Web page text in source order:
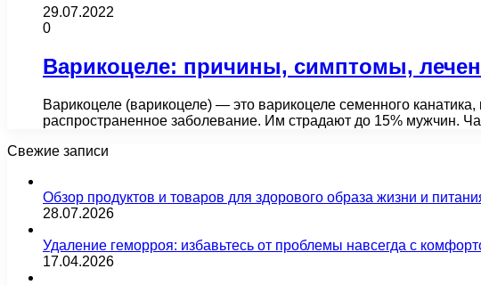
29.07.2022
0
Варикоцеле: причины, симптомы,
Варикоцеле (варикоцеле) — это варикоцеле семенного
распространенное заболевание. Им страдают до 15% мужчин.
Свежие записи
Обзор продуктов и товаров для здорового образа жизни и
28.07.2026
Удаление геморроя: избавьтесь от проблемы навсегда с
17.04.2026